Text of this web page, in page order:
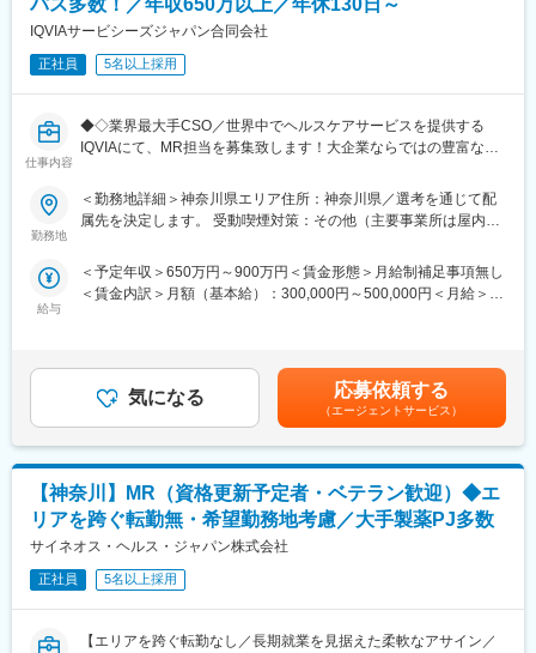
に関われる点が魅力です。
・バイオ医薬品企業として、ペプチド創薬開発を行ってきまし
た。複数の大手医薬品メーカーと共に、共同研究開発も進行中で
す。自社プロジェクトだけではなく、PDPSの技術ライセンス契
約も各社と進めており、創薬だけでない収入源を確保していま
す。
・世界中の戦略的パートナーと緊密な連携を取り、疾患領域や薬
物の投与経路などを問わずに、各ターゲットに対するヒット化合
・今後は自社創薬にも事業を展開する展望があり、オンコロジー
関連など複数のパイプラインが進行しています。
変更の範囲：会社の定める業務
パス多数！／年収650万以上／年休130日～
IQVIAサービシーズジャパン合同会社
正社員 5名以上採用
仕事内容
◆◇業界最大手CSO／世界中でヘルスケアサービスを提供する
IQVIAにて、MR担当を募集致します！大企業ならではの豊富なキ
【具体的な業務詳細】
いただきます。
・担当エリアの訪問医療施設のターゲティング、担当医療施設へ
・医療従事者向けの説明会の企画・実施、医師同士のコミュニケ
ーション推進のための研究会・勉強会の立ち上げ、講演会の企
画・運営 等
※勤務地については、選考内で希望を伺ったうえで決定します。
＼IQVIAでMRとして働く魅力／
（１）充実の待遇：同業他社の中でも平均給与の高さや非課税の
日当の支給の他、退職金や団体保険制度、単身赴任手当や月1回の
帰省交通費の支給など福利厚生が充実しており、長期就業される
社員が多いのも特徴です。
公募制度も充実しておりますので、IQVIAが展開している他の事業
勤務地
＜勤務地詳細＞神奈川県エリア住所：神奈川県／選考を通じて配
属先を決定します。 受動喫煙対策：その他（主要事業所は屋内全
給与
＜予定年収＞650万円～900万円＜賃金形態＞月給制補足事項無し
＜賃金内訳＞月額（基本給）：300,000円～500,000円＜月給＞
ジェクト稼働手当(35,000円)、外勤日当（1日1,500円／外勤3.5時
間以上）■変動賞与制（6月・12月・3月）※平均実績6ヶ月分■イン
センティブ：3月（対象者）賃金はあくまでも目安の金額であり、
選考を通じて上下する可能性があります。月給(月額)は固定手当を
含めた表記です。
気になる 応募依頼する
（エージェントサービス）
【神奈川】MR（資格更新予定者・ベテラン歓迎）◆エ
リアを跨ぐ転勤無・希望勤務地考慮／大手製薬PJ多数
サイネオス・ヘルス・ジャパン株式会社
正社員 5名以上採用
【エリアを跨ぐ転勤なし／長期就業を見据えた柔軟なアサイン／